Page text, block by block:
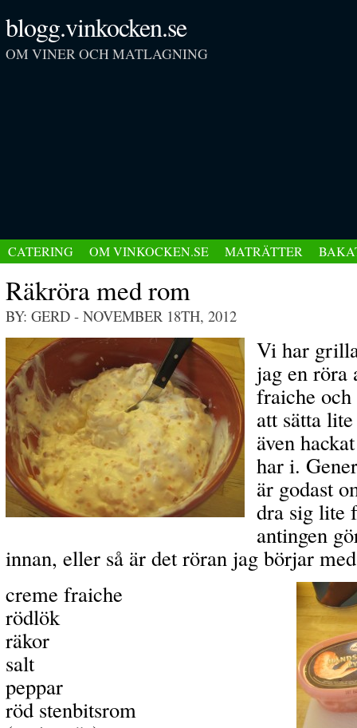
blogg.vinkocken.se
OM VINER OCH MATLAGNING
CATERING OM VINKOCKEN.SE MATRÄTTER
Räkröra med rom
BY: GERD - NOVEMBER 18TH, 2012
Vi har
jag en röra
fraiche
att sätta
även
har i.
är godast
dra sig lite
antingen
innan, eller så är det röran jag börjar
creme fraiche
rödlök
räkor
salt
peppar
röd stenbitsrom